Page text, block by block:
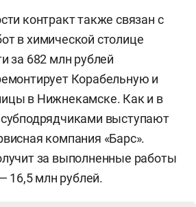
контракт также связан с
в химической столице
за 682 млн рублей
Корабельную и
в Нижнекамске. Как и в
выступают
компания «Барс».
за выполненные работы
16,5 млн рублей.